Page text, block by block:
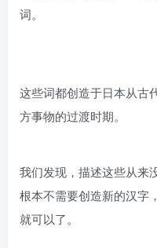
词。
这些词都创造于日本从古
方事物的过渡时期。
我们发现，描述这些从来
根本不需要创造新的汉字
就可以了。